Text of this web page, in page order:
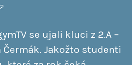
se ujali kluci z 2.A –
Čermák. Jakožto studenti